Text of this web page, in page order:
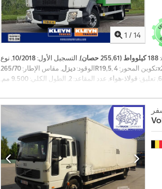
1 / 14
188 كيلوواط (255,61 حصان) , التسجيل الأول:10/2018, نوع
الوقود:ديزل, مقاس الإطار: 265/70R19,5 , تكوين المحور:
, تعليق: فولاذ-هواء, عدد المقاعد: 2, الطول الكلي: 9.500 مم
,
الهواء, تنظيم النوافذ الكهربائي, رافعة خلفية, قفل مركزي,